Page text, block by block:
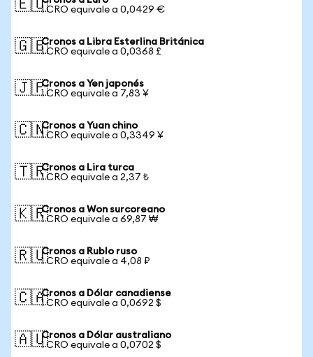
🇪🇺1 CRO equivale a 0,0429 €
🇬🇧Cronos a Libra Esterlina Británica
1 CRO equivale a 0,0368 £
🇯🇵Cronos a Yen japonés
1 CRO equivale a 7,83 ¥
🇨🇳Cronos a Yuan chino
1 CRO equivale a 0,3349 ¥
🇹🇷Cronos a Lira turca
1 CRO equivale a 2,37 ₺
🇰🇷Cronos a Won surcoreano
1 CRO equivale a 69,87 ₩
🇷🇺Cronos a Rublo ruso
1 CRO equivale a 4,08 ₽
🇨🇦Cronos a Dólar canadiense
1 CRO equivale a 0,0692 $
🇦🇺Cronos a Dólar australiano
1 CRO equivale a 0,0702 $